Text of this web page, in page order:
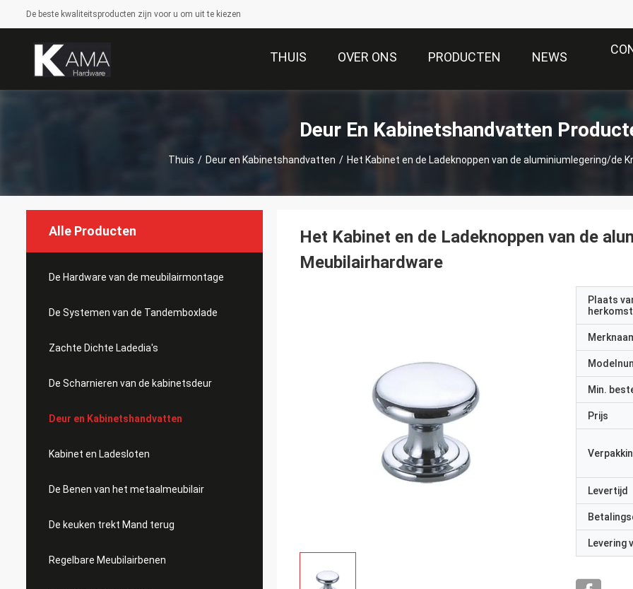
De beste kwaliteitsproducten zijn voor u om uit te kiezen
THUIS OVER ONS PRODUCTEN NEWS
Deur En Kabinetshandvatten
Thuis / Deur en Kabinetshandvatten / Het Kabinet en de Ladeknoppen van de aluminiumlegering/de
Alle Producten
De Hardware van de meubilairmontage
De Systemen van de Tandemboxlade
Zachte Dichte Ladedia's
De Scharnieren van de kabinetsdeur
Deur en Kabinetshandvatten
Kabinet en Ladesloten
De Benen van het metaalmeubilair
De keuken trekt Mand terug
Regelbare Meubilairbenen
Het Kabinet en de Ladeknoppen van de
Meubilairhardware
Plaats
herkomst
Min.
Prijs
Levertijd
Levering